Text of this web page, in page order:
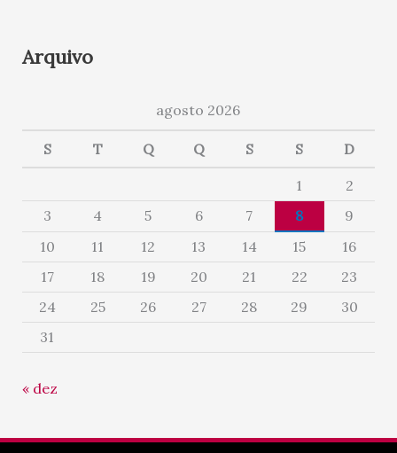
Arquivo
agosto 2026
S T Q Q S S D
1
2
3
4 5 6 7 8
9
10
11 12 13 14 15
16
17
18 19 20 21 22
23
24
25 26 27 28 29
30
31
« dez